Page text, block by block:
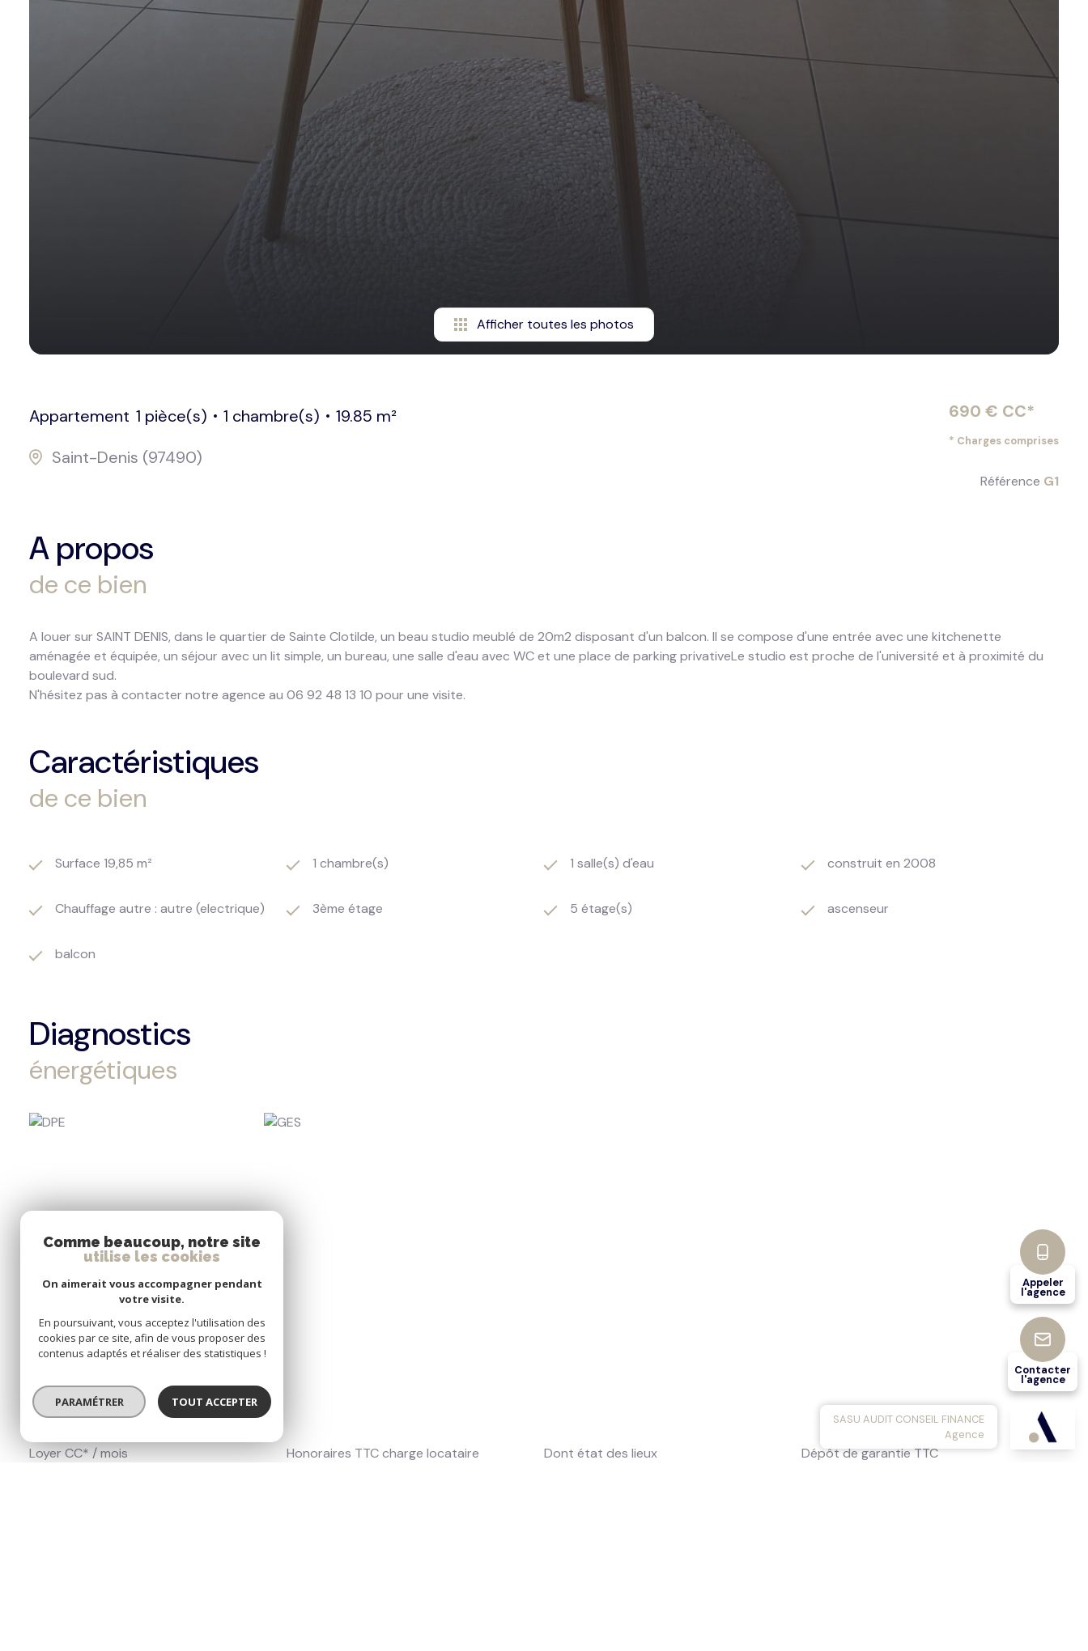
SASU AUDIT CONSEIL FINANCE
Agence
Appeler
l'agence
Contacter
l'agence
Afficher toutes les photos
Appartement 1 pièce(s) 1 chambre(s)
19.85 m²
Saint-Denis (97490)
690 € CC*
* Charges comprises
Référence G1
A propos
de ce bien
A louer sur SAINT DENIS, dans le quartier de Sainte Clotilde, un beau studio meublé de 20m2 disposant d'un balcon. Il se compose d'une entrée avec une kitchenette
aménagée et équipée, un séjour avec un lit simple, un bureau, une salle d'eau avec WC et une place de parking privativeLe studio est proche de l'université et à proximité du
boulevard sud.
N'hésitez pas à contacter notre agence au 06 92 48 13 10 pour une visite.
Caractéristiques
de ce bien
Surface 19,85 m² 1 chambre(s) 1 salle(s) d'eau construit en 2008
Chauffage autre : autre (electrique) 3ème étage 5 étage(s) ascenseur
balcon
Diagnostics
énergétiques
DPE non concerné
Informations
financières
Loyer CC* / mois Honoraires TTC charge locataire Dont état des lieux Dépôt de garantie TTC
Comme beaucoup, notre site
utilise les cookies
On aimerait vous accompagner pendant
votre visite.
En poursuivant, vous acceptez l'utilisation des
cookies par ce site, afin de vous proposer des
contenus adaptés et réaliser des statistiques !
PARAMÉTRER TOUT ACCEPTER